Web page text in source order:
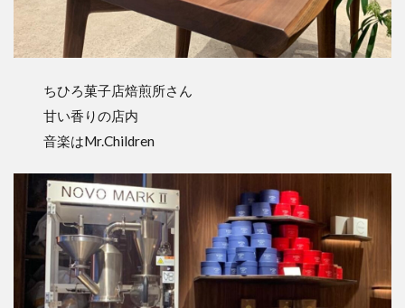
ちひろ菓子店焙煎所さん
甘い香りの店内
音楽はMr.Children